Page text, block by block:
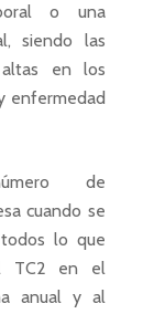
o una
siendo las
altas en los
enfermedad
de
cuando se
lo que
TC2 en el
anual y al